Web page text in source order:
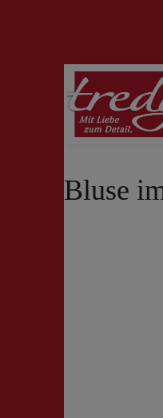
Zur Suche springen Zur
Bluse